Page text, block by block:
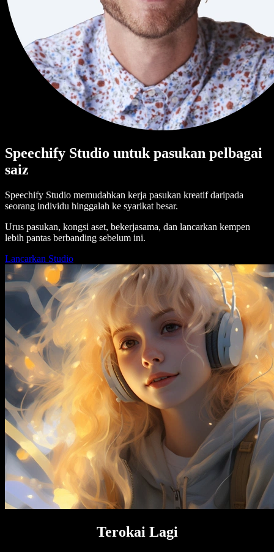
Speechify Studio untuk pasukan pelbagai
saiz
Speechify Studio memudahkan kerja pasukan kreatif daripada
seorang individu hinggalah ke syarikat besar.
Urus pasukan, kongsi aset, bekerjasama, dan lancarkan kempen
lebih pantas berbanding sebelum ini.
Lancarkan Studio
Terokai Lagi